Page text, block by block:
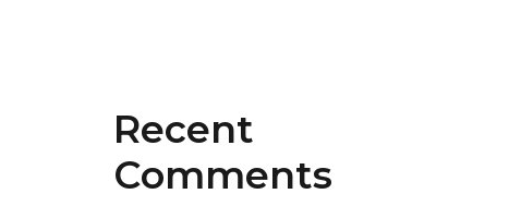
Recent
Comments